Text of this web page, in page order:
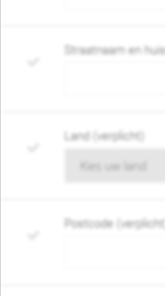
Straatnaam en
Land (verplicht)
Postcode (verplicht)